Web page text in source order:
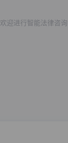
欢迎进行智能法律咨询